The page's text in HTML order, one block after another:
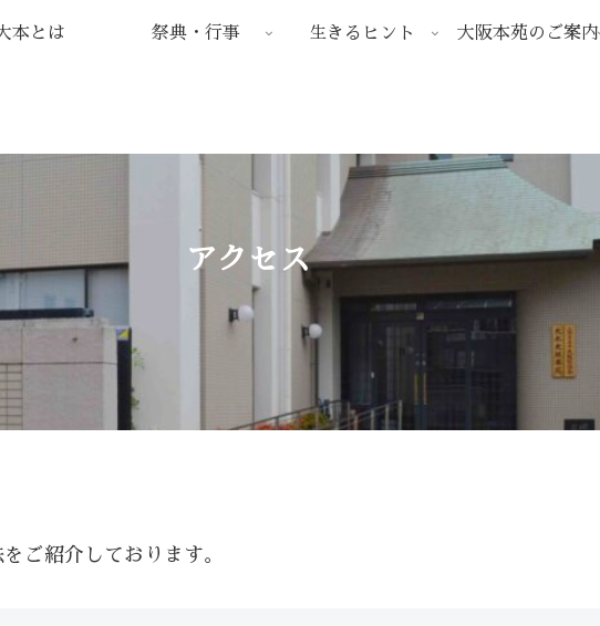
本とは 祭典・行事 生きるヒント 大阪本苑のご案内
アクセス
ご紹介しております。